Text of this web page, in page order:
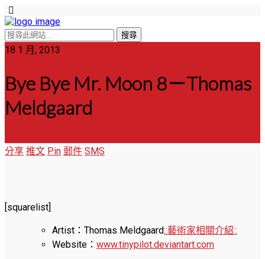
18 1 月, 2013
Bye Bye Mr. Moon 8－Thomas
Meldgaard
分享 推文 Pin 郵件 SMS
[squarelist]
Artist：Thomas Meldgaard::藝術家相關介紹::
Website： www.tinypilot.deviantart.com